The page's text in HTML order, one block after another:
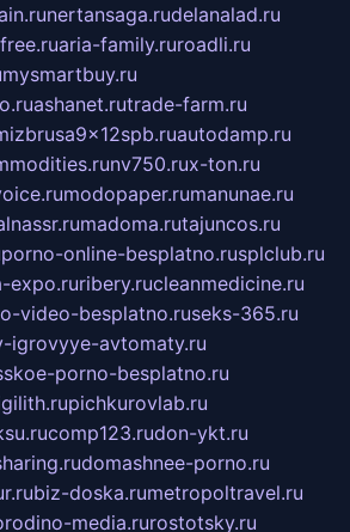
nertansaga.rudelanalad.ru
aria-family.ruroadli.ru
mysmartbuy.ru
ashanet.rutrade-farm.ru
autodamp.ru
nv750.rux-ton.ru
modopaper.rumanunae.ru
madoma.rutajuncos.ru
porno-online-besplatno.rusplclub.ru
expo.ruribery.rucleanmedicine.ru
video-besplatno.ruseks-365.ru
igrovyye-avtomaty.ru
porno-besplatno.ru
pichkurovlab.ru
comp123.rudon-ykt.ru
domashnee-porno.ru
biz-doska.rumetropoltravel.ru
media.rurostotsky.ru